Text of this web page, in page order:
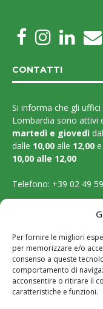
Per fornire le migliori
per memorizzare e/o
consenso a queste
comportamento di
acconsentire o ritirare il
caratteristiche e funzioni.
CONTATTI
Si informa che gli uffici
Lombardia sono attivi
martedì e giovedì
dalle 10,00 alle 12,00
10,00 alle 12,00
Telefono: +39 02 49
LEGAL PAGES
Amministrazione